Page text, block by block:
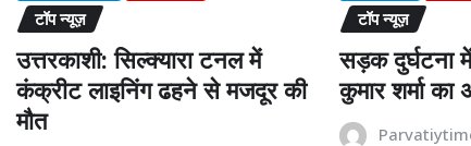
टॉप न्यूज़
उत्तरकाशी: सिल्क्यारा टनल में
कंक्रीट लाइनिंग ढहने से मजदूर की
मौत
टॉप न्यूज़
सड़क दुर्घटना में
कुमार शर्मा